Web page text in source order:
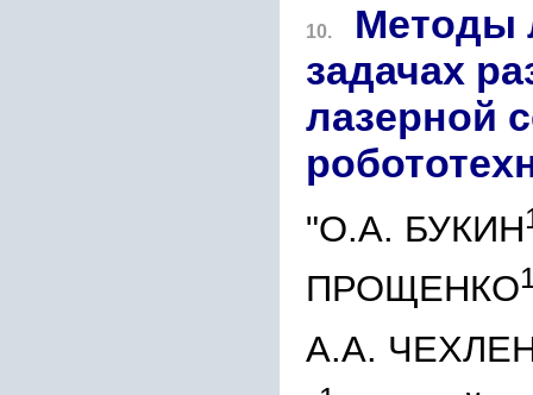
10.
Методы
задачах
лазерной
"О.А. БУКИН
ПРОЩЕНКО
А.А.